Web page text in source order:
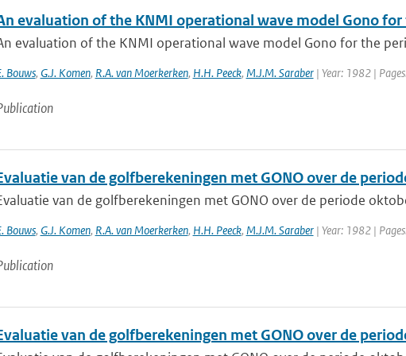
evaluation of the KNMI operational wave model Gono
evaluation of the KNMI operational wave model Gono for the
Bouws, G.J. Komen, R.A. van Moerkerken, H.H. Peeck, M.J.M. Saraber| Year: 1982 |
van de golfberekeningen met GONO over de
van de golfberekeningen met GONO over de periode
Bouws, G.J. Komen, R.A. van Moerkerken, H.H. Peeck, M.J.M. Saraber| Year: 1982 |
van de golfberekeningen met GONO over de